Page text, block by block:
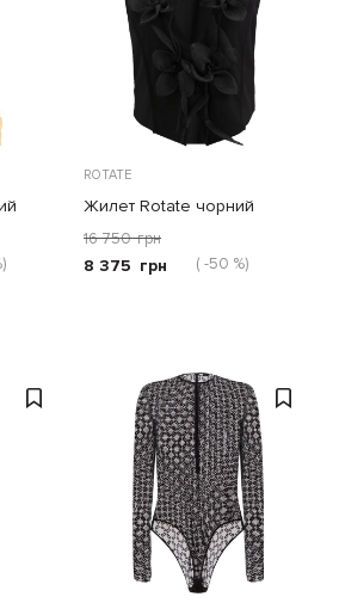
ROTATE
Жилет Rotate чорний
16 750 грн
8 375 грн ( -50 %)